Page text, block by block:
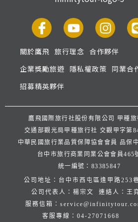
關於鷹飛 旅行理念 合作夥伴
企業獎勵旅遊 隱私權政策 同業合
招募精英夥伴
鷹飛國際旅行社股份有限公司 甲種旅
交通部觀光局甲種旅行社 交觀甲字第
中華民國旅行業品質保障協會會員 品保
台中市旅行商業同業公會會員465
統一編號：83385847
公司地址：台中市西屯區逢甲路253
公司代表人：楊宗文 連絡人：王
服務信箱：
客服專線： 04-27071668